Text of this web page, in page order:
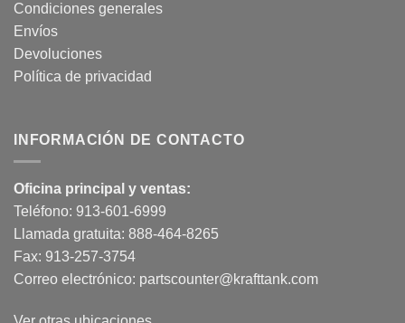
Condiciones generales
Envíos
Devoluciones
Política de privacidad
INFORMACIÓN DE CONTACTO
Oficina principal y ventas:
Teléfono: 913-601-6999
Llamada gratuita: 888-464-8265
Fax: 913-257-3754
Correo electrónico: partscounter@krafttank.com